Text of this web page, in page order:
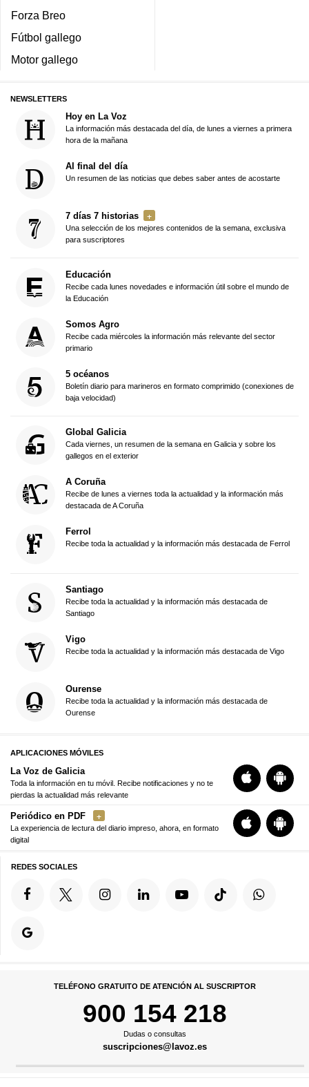
Forza Breo
Fútbol gallego
Motor gallego
NEWSLETTERS
Hoy en La Voz
La información más destacada del día, de lunes a viernes a primera
hora de la mañana
Al final del día
Un resumen de las noticias que debes saber antes de acostarte
7 días 7 historias
Una selección de los mejores contenidos de la semana, exclusiva
para suscriptores
Educación
Recibe cada lunes novedades e información útil sobre el mundo de
la Educación
Somos Agro
Recibe cada miércoles la información más relevante del sector
primario
5 océanos
Boletín diario para marineros en formato comprimido (conexiones de
baja velocidad)
Global Galicia
Cada viernes, un resumen de la semana en Galicia y sobre los
gallegos en el exterior
A Coruña
Recibe de lunes a viernes toda la actualidad y la información más
destacada de A Coruña
Ferrol
Recibe toda la actualidad y la información más destacada de Ferrol
Santiago
Recibe toda la actualidad y la información más destacada de
Santiago
Vigo
Recibe toda la actualidad y la información más destacada de Vigo
Ourense
Recibe toda la actualidad y la información más destacada de
Ourense
APLICACIONES MÓVILES
La Voz de Galicia
Toda la información en tu móvil. Recibe notificaciones y no te
pierdas la actualidad más relevante
Periódico en PDF
La experiencia de lectura del diario impreso, ahora, en formato
digital
REDES SOCIALES
TELÉFONO GRATUITO DE ATENCIÓN AL SUSCRIPTOR
900 154 218
Dudas o consultas
suscripciones@lavoz.es